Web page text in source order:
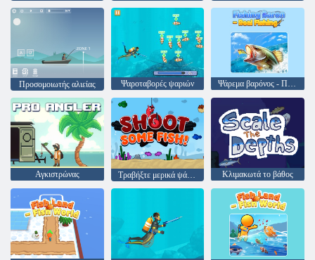
Προσομοιωτής αλιείας Ψαροταβορές ψαριών Ψάρεμα βαρόνος - Πραγματική αλιεία
Αγκιστρώνας Τραβήξτε μερικά ψάρια! Κλιμακωτά το βάθος